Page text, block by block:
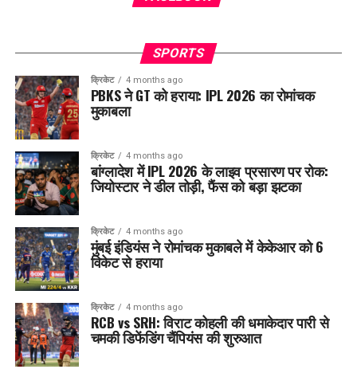
SPORTS
क्रिकेट 4 months ago
PBKS ने GT को हराया: IPL 2026 का रोमांचक
मुकाबला
क्रिकेट 4 months ago
बांग्लादेश में IPL 2026 के लाइव प्रसारण पर रोक:
जियोस्टार ने डील तोड़ी, फैंस को बड़ा झटका
क्रिकेट 4 months ago
मुंबई इंडियंस ने रोमांचक मुकाबले में केकेआर को 6
विकेट से हराया
क्रिकेट 4 months ago
RCB vs SRH: विराट कोहली की धमाकेदार पारी से
चमकी डिफेंडिंग चैंपियंस की शुरुआत